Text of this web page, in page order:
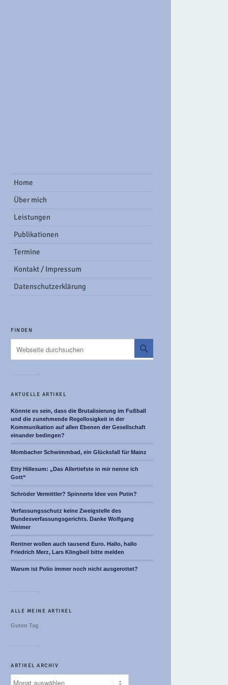
Group
Home
Über mich
Leistungen
Publikationen
Termine
Kontakt / Impressum
Datenschutzerklärung
FINDEN
AKTUELLE ARTIKEL
Könnte es sein, dass die Brutalisierung im Fußball
und die zunehmende Regellosigkeit in der
Kommunikation auf allen Ebenen der Gesellschaft
einander bedingen?
Mombacher Schwimmbad, ein Glücksfall für Mainz
Etty Hillesum: „Das Allertiefste in mir nenne ich
Gott“
Schröder Vermittler? Spinnerte Idee von Putin?
Verfassungsschutz keine Zweigstelle des
Bundesverfassungsgerichts. Danke Wolfgang
Weimer
Rentner wollen auch tausend Euro. Hallo, hallo
Friedrich Merz, Lars Klingbeil bitte melden
Warum ist Polio immer noch nicht ausgerottet?
ALLE MEINE ARTIKEL
Guten Tag
ARTIKEL ARCHIV
Artikel